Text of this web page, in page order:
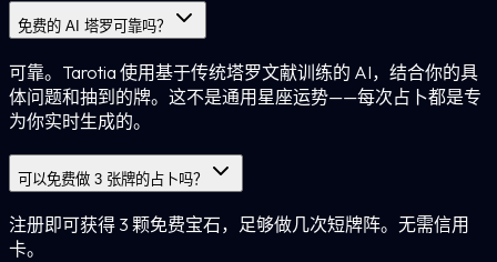
免费的 AI 塔罗可靠吗？
可靠。Tarotia 使用基于传统塔罗文献训练的 AI，结合你的具
体问题和抽到的牌。这不是通用星座运势——每次占卜都是专
为你实时生成的。
可以免费做 3 张牌的占卜吗？
注册即可获得 3 颗免费宝石，足够做几次短牌阵。无需信用
卡。